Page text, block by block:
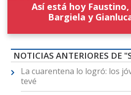
Así está hoy
Bargiela y
NOTICIAS ANTERIORES DE
La cuarentena lo logró: los
tevé